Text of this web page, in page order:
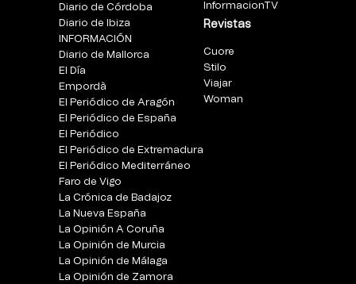
Diario de Córdoba
Diario de Ibiza
INFORMACIÓN
Diario de Mallorca
El Día
Empordà
El Periódico de Aragón
El Periódico de España
El Periódico
El Periódico de Extremadura
El Periódico Mediterráneo
Faro de Vigo
La Crónica de Badajoz
La Nueva España
La Opinión A Coruña
La Opinión de Murcia
La Opinión de Málaga
La Opinión de Zamora
InformacionTV
Revistas
Cuore
Stilo
Viajar
Woman